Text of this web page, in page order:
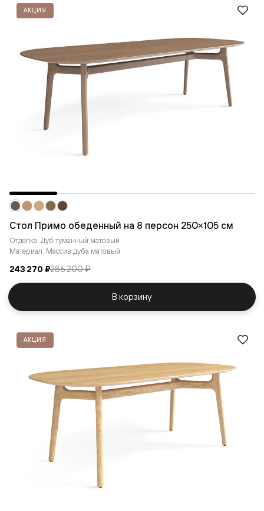
АКЦИЯ
Стол Примо обеденный на 8 персон 250×105 см
Отделка: Дуб туманный матовый
Материал: Массив дуба матовый
243 270 ₽286 200 ₽
В корзину
АКЦИЯ